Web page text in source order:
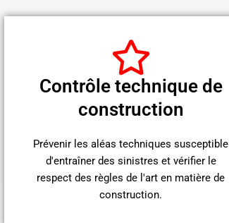
Contrôle technique de
construction
Prévenir les aléas techniques susceptible
d'entraîner des sinistres et vérifier le
respect des règles de l'art en matière de
construction.